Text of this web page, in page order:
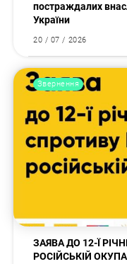
постраждалих
України
20 / 07 / 2026
Звернення
ЗАЯВА ДО 12-Ї
РОСІЙСЬКІЙ